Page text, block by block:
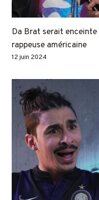
Da Brat serait
rappeuse américaine
12 juin 2024